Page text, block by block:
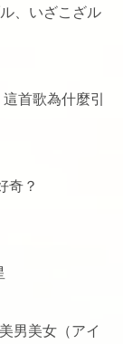
、いざこざル
這首歌為什麼引
奇？
男美女（アイ